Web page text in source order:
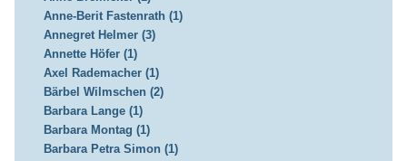
Anne-Berit Fastenrath (1)
Annegret Helmer (3)
Annette Höfer (1)
Axel Rademacher (1)
Bärbel Wilmschen (2)
Barbara Lange (1)
Barbara Montag (1)
Barbara Petra Simon (1)